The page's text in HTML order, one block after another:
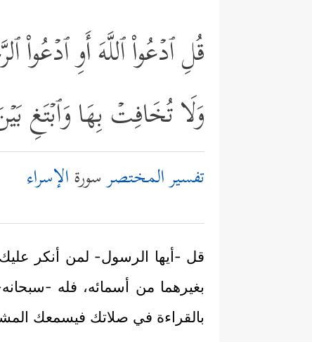
قُلِ ٱدۡعُواْ ٱللَّهَ أَوِ
وَلَا تُخَافِتۡ بِهَا وَٱبۡتَغِ
تفسير المختصرسورةالإسراء
قل -أيها الرسول- لمن أنكر عليك
بغيرهما من أسمائه، فله -
بالقراءة في صلاتك فيسمعك